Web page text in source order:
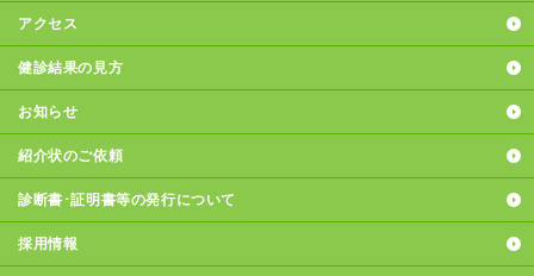
アクセス
健診結果の見方
お知らせ
紹介状のご依頼
診断書･証明書等の発行について
採用情報